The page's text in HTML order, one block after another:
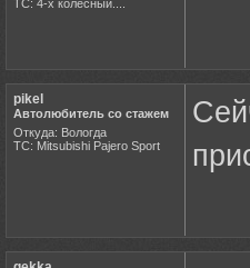
ТС: 4-х колесный....
pikel
Автолюбитель со стажем
Откуда: Вологда
ТС: Mitsubishi Pajero Sport